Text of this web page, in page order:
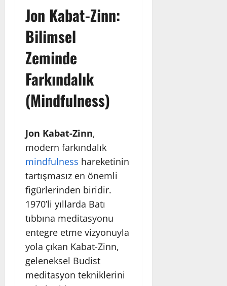
Jon Kabat-Zinn:
Bilimsel
Zeminde
Farkındalık
(Mindfulness)
Jon Kabat-Zinn,
modern farkındalık
mindfulness hareketinin
tartışmasız en önemli
figürlerinden biridir.
1970’li yıllarda Batı
tıbbına meditasyonu
entegre etme vizyonuyla
yola çıkan Kabat-Zinn,
geleneksel Budist
meditasyon tekniklerini